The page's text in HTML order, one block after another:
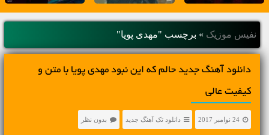
نفیس موزیک » برچسب "مهدی پویا"
دانلود آهنگ جديد حالم که این نبود مهدی پویا با متن و
کیفیت عالی
24 نوامبر 2017 دانلود تک آهنگ جدید بدون نظر